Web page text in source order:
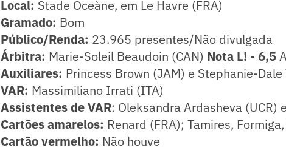
Local: Stade Oceàne, em Le Havre (FRA)
Gramado: Bom
Público/Renda: 23.965 presentes/Não divulgada
Árbitra: Marie-Soleil Beaudoin (CAN) Nota L! - 6,5
Auxiliares: Princess Brown (JAM) e Stephanie-Dale
VAR: Massimiliano Irrati (ITA)
Assistentes de VAR: Oleksandra Ardasheva (UCR)
Cartões amarelos: Renard (FRA); Tamires,
Cartão vermelho: Não houve